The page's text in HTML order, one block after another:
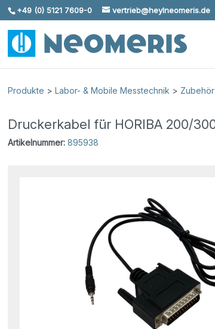
Skip To Content
+49 (0) 5121 7609-0 vertrieb@heylneomeris.de
Produkte >Labor- & Mobile Messtechnik > Zubehör
Druckerkabel für HORIBA 200/
Artikelnummer: 895938